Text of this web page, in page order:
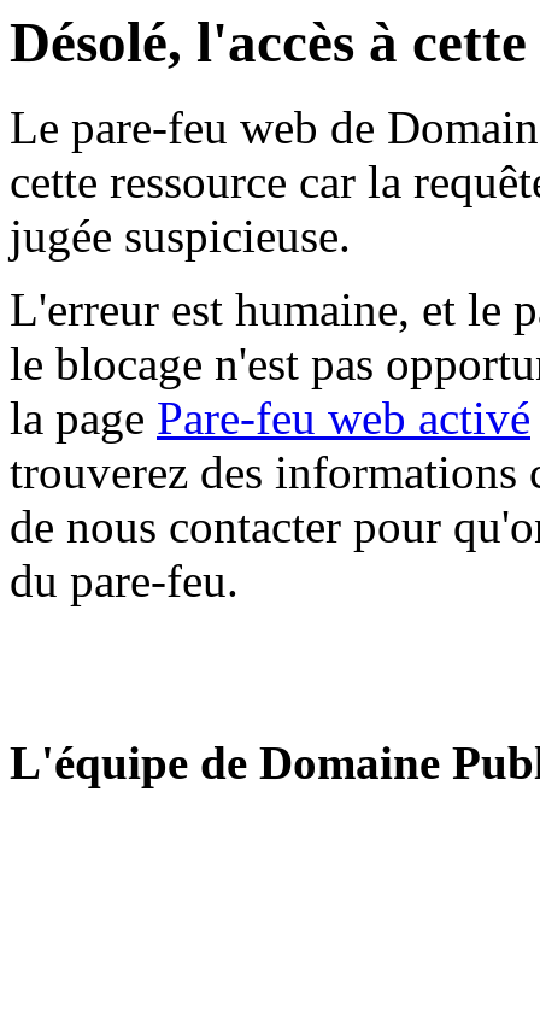
Désolé, l'accès à
Le pare-feu web de
cette ressource car la
jugée suspicieuse.
L'erreur est humaine, et le
le blocage n'est pas
la page Pare-feu web activé
trouverez des informations
de nous contacter pour
du pare-feu.
L'équipe de Domaine